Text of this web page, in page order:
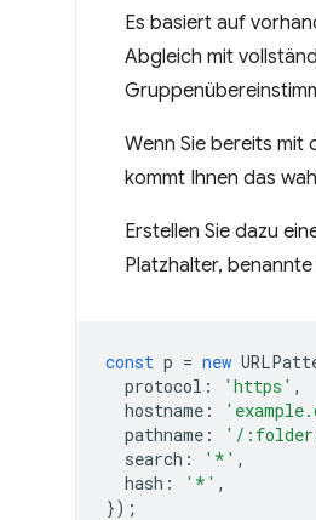
Es basiert auf
Abgleich mit
Wenn Sie bereits mit
kommt Ihnen das
Erstellen Sie dazu
Platzhalter,
const p = new
protocol : 'https' ,
hostname :
pathname : '/
search : '*' ,
hash : '*' ,
});